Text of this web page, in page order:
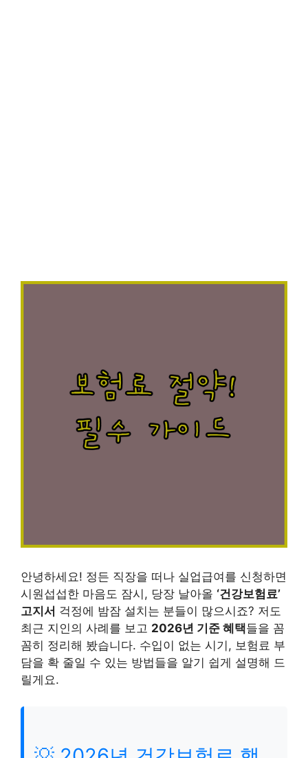
안녕하세요! 정든 직장을 떠나 실업급여를 신청하면
시원섭섭한 마음도 잠시, 당장 날아올 ‘건강보험료’
고지서 걱정에 밤잠 설치는 분들이 많으시죠? 저도
최근 지인의 사례를 보고 2026년 기준 혜택들을 꼼
꼼히 정리해 봤습니다. 수입이 없는 시기, 보험료 부
담을 확 줄일 수 있는 방법들을 알기 쉽게 설명해 드
릴게요.